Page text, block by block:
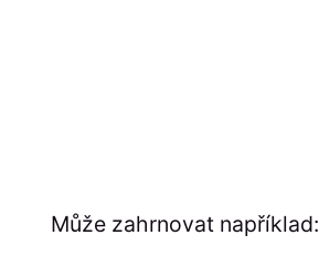
Může zahrnovat například: